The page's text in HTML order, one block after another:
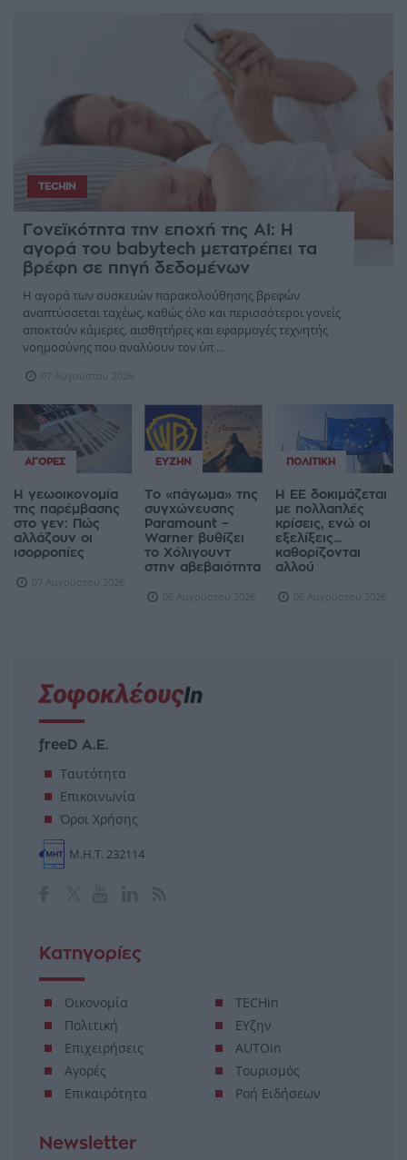
TECHIN
Γονεϊκότητα την εποχή της AI: Η
αγορά του babytech μετατρέπει τα
βρέφη σε πηγή δεδομένων
Η αγορά των συσκευών παρακολούθησης βρεφών
αναπτύσσεται ταχέως, καθώς όλο και περισσότεροι γονείς
αποκτούν κάμερες, αισθητήρες και εφαρμογές τεχνητής
νοημοσύνης που αναλύουν τον ύπ ...
07 Αυγούστου 2026
ΑΓΟΡΈΣ
Η γεωοικονομία
της παρέμβασης
στο γεν: Πώς
αλλάζουν οι
ισορροπίες
07 Αυγούστου 2026
ΕΥΖΗΝ
Το «πάγωμα» της
συγχώνευσης
Paramount –
Warner βυθίζει
το Χόλιγουντ
στην αβεβαιότητα
06 Αυγούστου 2026
ΠΟΛΙΤΙΚΉ
Η ΕΕ δοκιμάζεται
με πολλαπλές
κρίσεις, ενώ οι
εξελίξεις...
καθορίζονται
αλλού
06 Αυγούστου 2026
freeD Α.Ε.
Ταυτότητα
Επικοινωνία
Όροι Χρήσης
Μ.Η.Τ. 232114
Κατηγορίες
Οικονομία
Πολιτική
Επιχειρήσεις
Αγορές
Επικαιρότητα
TECHin
ΕΥζην
AUTOin
Τουρισμός
Ροή Ειδήσεων
Newsletter